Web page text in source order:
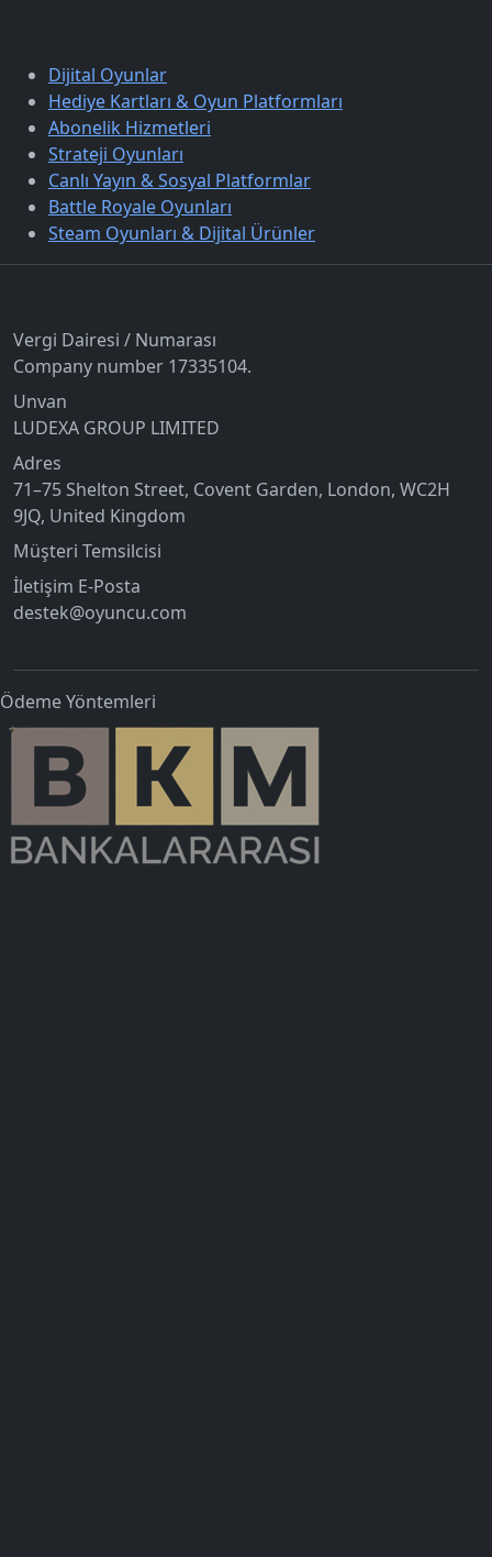
Dijital Oyunlar
Hediye Kartları & Oyun Platformları
Abonelik Hizmetleri
Strateji Oyunları
Canlı Yayın & Sosyal Platformlar
Battle Royale Oyunları
Steam Oyunları & Dijital Ürünler
Vergi Dairesi / Numarası
Company number 17335104.
Unvan
LUDEXA GROUP LIMITED
Adres
71–75 Shelton Street, Covent Garden, London, WC2H
9JQ, United Kingdom
Müşteri Temsilcisi
İletişim E-Posta
destek@oyuncu.com
Ödeme Yöntemleri